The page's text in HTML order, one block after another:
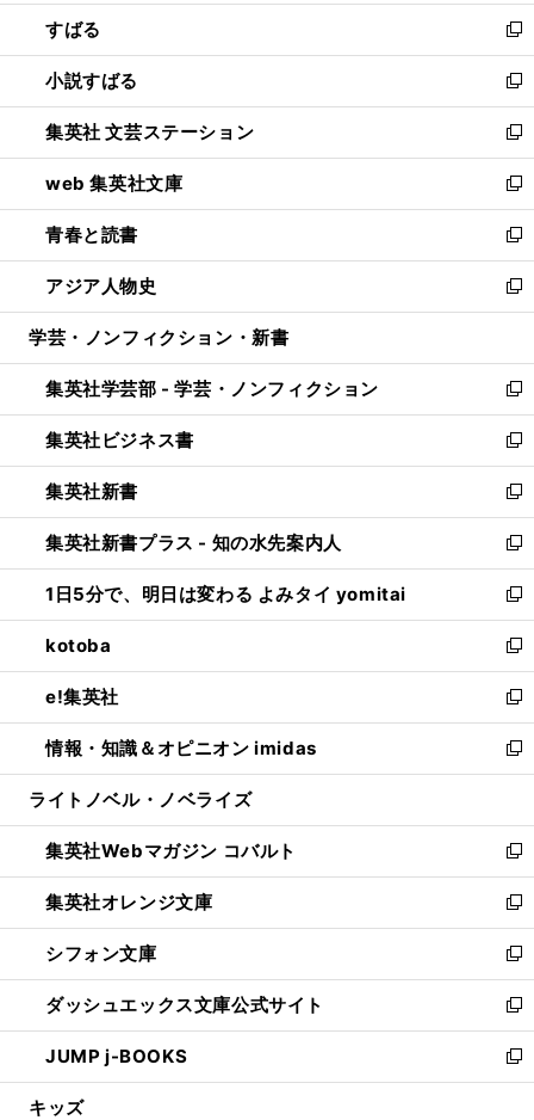
く
ウ
で
開
く
ン
ド
ウ
で
開
く
すばる
新
し
い
ウ
ィ
ン
ド
ウ
で
開
く
小説すばる
新
し
い
ウ
ィ
ン
ド
ウ
で
開
集英社 文芸ステーション
新
し
い
ウ
ィ
ン
ド
ウ
開
く
web 集英社文庫
新
し
い
ウ
ィ
ン
ウ
で
開
く
青春と読書
新
し
い
ウ
ン
ド
ウ
で
開
く
アジア人物史
新
し
ウ
ィ
ン
ド
ウ
で
開
く
学芸・ノンフィクション・新書
集英社学芸部 - 学芸・ノンフィクション
新
し
い
ウ
ィ
ン
ド
ウ
で
開
く
集英社ビジネス書
新
し
い
ウ
ィ
ン
ド
ウ
で
開
く
集英社新書
新
し
い
ウ
ィ
ン
ド
ウ
で
開
く
集英社新書プラス - 知の水先案内人
新
し
い
ウ
ィ
ン
ド
ウ
で
開
1日5分で、明日は変わる よみタイ yomitai
新
し
い
ウ
ィ
ン
ド
ウ
開
く
kotoba
新
し
い
ウ
ィ
ン
ウ
で
開
く
e!集英社
新
し
い
ウ
ン
ド
ウ
で
開
く
情報・知識＆オピニオン imidas
新
し
ウ
ィ
ン
ド
ウ
で
開
く
ライトノベル・ノベライズ
集英社Webマガジン コバルト
新
し
い
ウ
ィ
ン
ド
ウ
で
開
集英社オレンジ文庫
新
し
い
ウ
ィ
ン
ド
ウ
シフォン文庫
新
し
い
ウ
ィ
ン
ダッシュエックス文庫公式サイト
新
し
い
ウ
JUMP j-BOOKS
新
し
キッズ